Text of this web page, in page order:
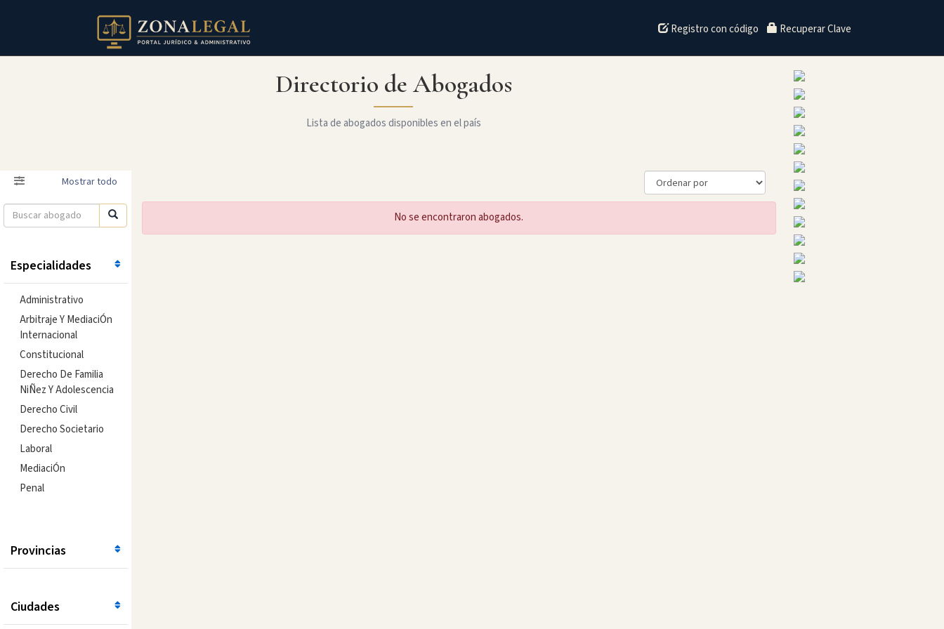
Registro con código Recuperar Clave
Directorio de Abogados
Lista de abogados disponibles en el país
Filtro Mostrar todo
Especialidades
Administrativo
Arbitraje Y MediaciÓn
Internacional
Constitucional
Derecho De Familia
NiÑez Y Adolescencia
Derecho Civil
Derecho Societario
Laboral
MediaciÓn
Penal
Provincias
Ciudades
No se encontraron abogados.